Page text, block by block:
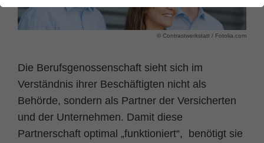
© Contrastwerkstatt / Fotolia.com
Die Berufsgenossenschaft sieht sich im
Verständnis ihrer Beschäftigten nicht als
Behörde, sondern als Partner der Versicherten
und der Unternehmen. Damit diese
Partnerschaft optimal „funktioniert“, benötigt sie
Webseite einwandfrei funktioniert.
Laufzeit Session
Dieses Cookie ist ein Standard-Session-
Cookie von TYPO3. Es speichert im Falle
eines Benutzer-Logins die Session ID
Cookie-Informationen
Statistik und Performance